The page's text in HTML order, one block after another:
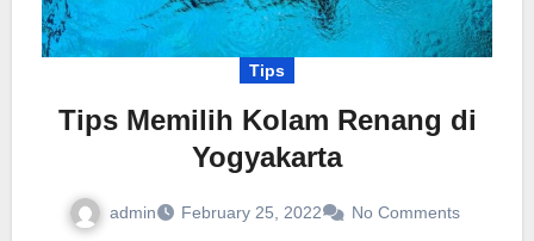
Tips
Tips Memilih Kolam Renang di
Yogyakarta
admin February 25, 2022 No Comments